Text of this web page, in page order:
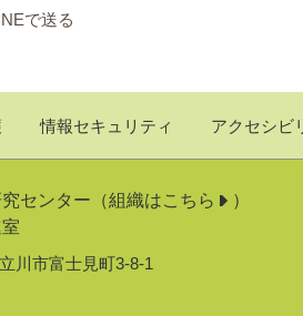
で送る
情報セキュリティ アクセシビ
センター
組織はこちら
川市富士見町3-8-1